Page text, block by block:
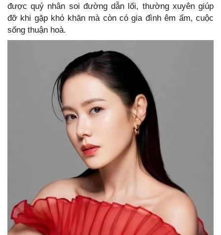
được quý nhân soi đường dẫn lối, thường xuyên giúp
đỡ khi gặp khó khăn mà còn có gia đình êm ấm, cuộc
sống thuận hoà.